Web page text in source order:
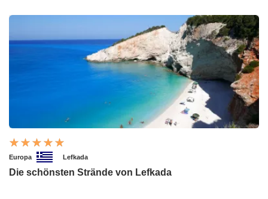
Europa Lefkada
Die schönsten Strände von Lefkada